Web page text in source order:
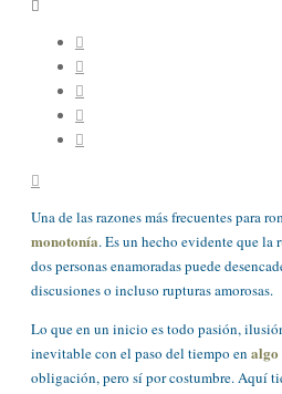
Una de las razones más frecuentes para
monotonía. Es un hecho evidente que la
dos personas enamoradas puede
discusiones o incluso rupturas amorosas.
Lo que en un inicio es todo pasión,
inevitable con el paso del tiempo en
obligación, pero sí por costumbre. Aquí